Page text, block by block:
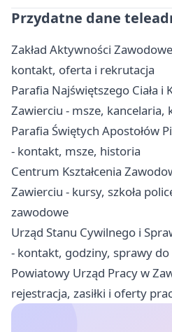
Przydatne dane
Zakład Aktywności
kontakt, oferta i rekrutacja
Parafia Najświętszego Ciała i
Zawierciu - msze, kancelaria,
Parafia Świętych Apostołów
- kontakt, msze, historia
Centrum Kształcenia
Zawierciu - kursy, szkoła
zawodowe
Urząd Stanu Cywilnego i
- kontakt, godziny, sprawy do
Powiatowy Urząd Pracy w
rejestracja, zasiłki i oferty